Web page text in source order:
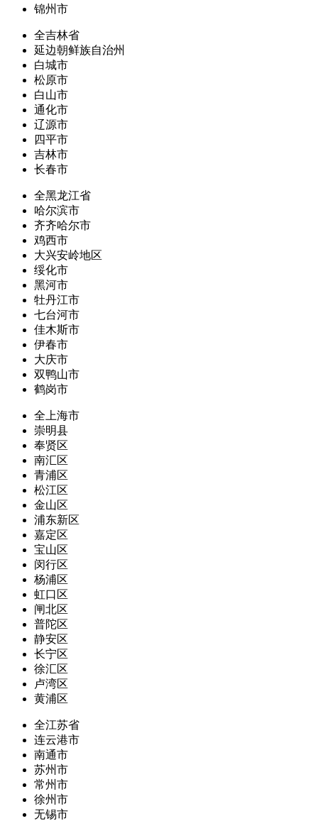
锦州市
全吉林省
延边朝鲜族自治州
白城市
松原市
白山市
通化市
辽源市
四平市
吉林市
长春市
全黑龙江省
哈尔滨市
齐齐哈尔市
鸡西市
大兴安岭地区
绥化市
黑河市
牡丹江市
七台河市
佳木斯市
伊春市
大庆市
双鸭山市
鹤岗市
全上海市
崇明县
奉贤区
南汇区
青浦区
松江区
金山区
浦东新区
嘉定区
宝山区
闵行区
杨浦区
虹口区
闸北区
普陀区
静安区
长宁区
徐汇区
卢湾区
黄浦区
全江苏省
连云港市
南通市
苏州市
常州市
徐州市
无锡市